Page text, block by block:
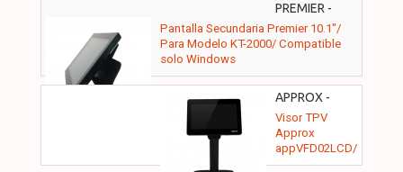
PREMIER -
TPVR1012000W
Pantalla Secundaria Premier 10.1"/
Para Modelo KT-2000/ Compatible
solo Windows
APPROX -
APPVFD02LCD
Visor TPV
Approx
appVFD02LCD/
LCD/ USB